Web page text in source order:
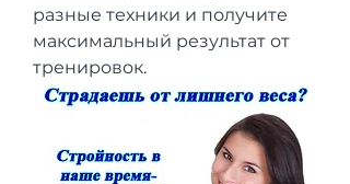
разные техники и получите
максимальный результат от
тренировок.